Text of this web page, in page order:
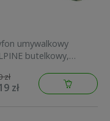
umywalkowy
butelkowy,
zł
zł